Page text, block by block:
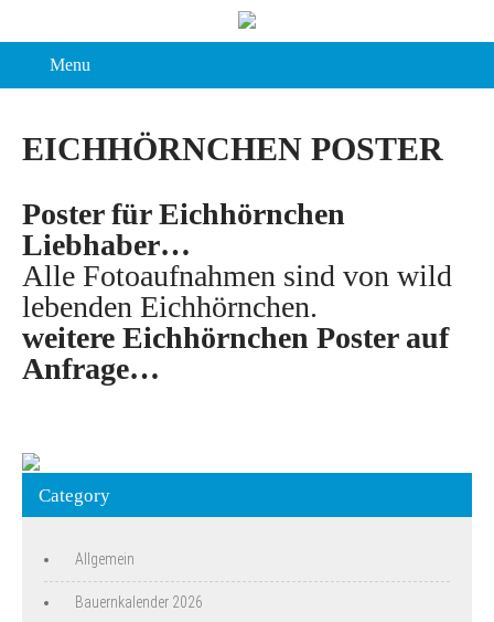
Menu
EICHHÖRNCHEN POSTER
Poster für Eichhörnchen
Liebhaber…
Alle Fotoaufnahmen sind von wild
lebenden Eichhörnchen.
weitere Eichhörnchen Poster auf
Anfrage…
Category
Allgemein
Bauernkalender 2026